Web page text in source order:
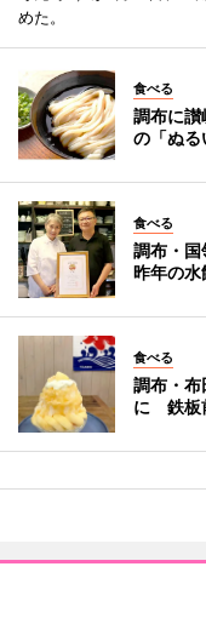
めた。
食べる
調布に
の「ぬる
食べる
調布・
昨年の水
食べる
調布・布
に 鉄板